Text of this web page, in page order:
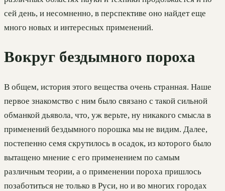
сей день, и несомненно, в перспективе оно найдет еще
много новых и интересных применений.
Вокруг бездымного пороха
В общем, история этого вещества очень странная. Наше
первое знакомство с ним было связано с такой сильной
обманкой дьявола, что, уж верьте, ну никакого смысла в
применений бездымного порошка мы не видим. Далее,
постепенно семя скрутилось в осадок, из которого было
вытащено мнение с его применением по самым
различным теории, а о применении пороха пришлось
позаботиться не только в Руси, но и во многих городах